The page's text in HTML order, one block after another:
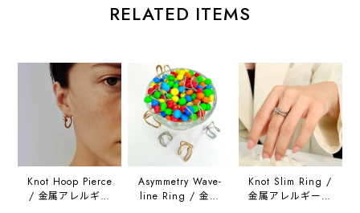
RELATED ITEMS
Knot Hoop Pierce
/ 金属アレルギー
Asymmetry Wave-
line Ring / 金属
Knot Slim Ring /
金属アレルギー対